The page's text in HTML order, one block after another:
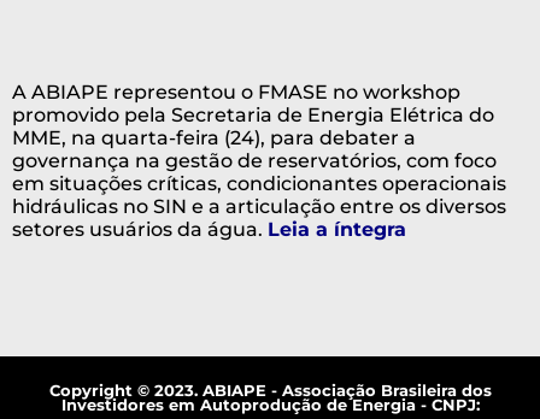
A ABIAPE representou o FMASE no workshop
promovido pela Secretaria de Energia Elétrica do
MME, na quarta-feira (24), para debater a
governança na gestão de reservatórios, com foco
em situações críticas, condicionantes operacionais
hidráulicas no SIN e a articulação entre os diversos
setores usuários da água. Leia a íntegra
Copyright © 2023. ABIAPE - Associação Brasileira dos
Investidores em Autoprodução de Energia - CNPJ: